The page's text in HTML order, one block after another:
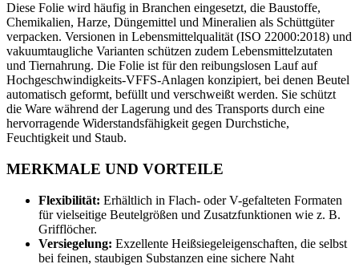
Diese Folie wird häufig in Branchen eingesetzt, die Baustoffe,
Chemikalien, Harze, Düngemittel und Mineralien als Schüttgüter
verpacken. Versionen in Lebensmittelqualität (ISO 22000:2018) und
vakuumtaugliche Varianten schützen zudem Lebensmittelzutaten
und Tiernahrung. Die Folie ist für den reibungslosen Lauf auf
Hochgeschwindigkeits-VFFS-Anlagen konzipiert, bei denen Beutel
automatisch geformt, befüllt und verschweißt werden. Sie schützt
die Ware während der Lagerung und des Transports durch eine
hervorragende Widerstandsfähigkeit gegen Durchstiche,
Feuchtigkeit und Staub.
MERKMALE UND VORTEILE
Flexibilität: Erhältlich in Flach- oder V-gefalteten Formaten
für vielseitige Beutelgrößen und Zusatzfunktionen wie z. B.
Grifflöcher.
Versiegelung: Exzellente Heißsiegeleigenschaften, die selbst
bei feinen, staubigen Substanzen eine sichere Naht